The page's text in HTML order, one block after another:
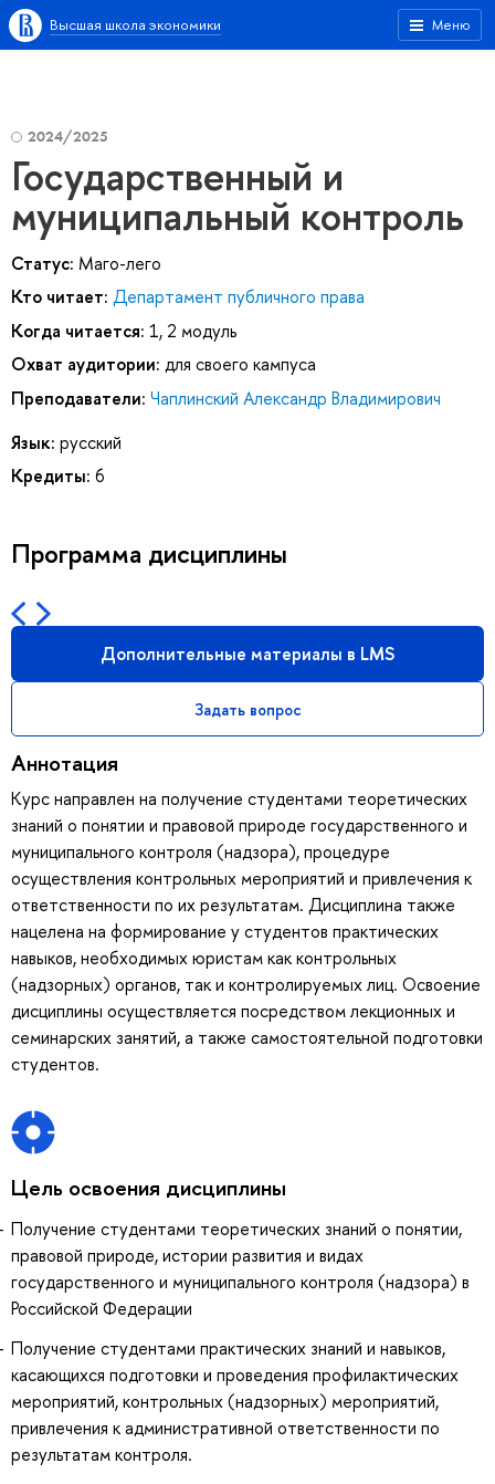
Меню
Высшая школа экономики
2024/2025
Государственный и
муниципальный контроль
Статус: Маго-лего
Кто читает: Департамент публичного права
Когда читается: 1, 2 модуль
Охват аудитории: для своего кампуса
Преподаватели: Чаплинский Александр Владимирович
Язык: русский
Кредиты: 6
Программа дисциплины
Дополнительные материалы в LMS
Задать вопрос
Аннотация
Курс направлен на получение студентами теоретических
знаний о понятии и правовой природе государственного и
муниципального контроля (надзора), процедуре
осуществления контрольных мероприятий и привлечения к
ответственности по их результатам. Дисциплина также
нацелена на формирование у студентов практических
навыков, необходимых юристам как контрольных
(надзорных) органов, так и контролируемых лиц. Освоение
дисциплины осуществляется посредством лекционных и
семинарских занятий, а также самостоятельной подготовки
студентов.
Цель освоения дисциплины
Получение студентами теоретических знаний о понятии,
правовой природе, истории развития и видах
государственного и муниципального контроля (надзора) в
Российской Федерации
Получение студентами практических знаний и навыков,
касающихся подготовки и проведения профилактических
мероприятий, контрольных (надзорных) мероприятий,
привлечения к административной ответственности по
результатам контроля.